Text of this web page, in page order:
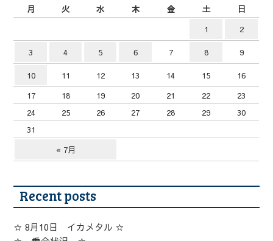
月 火 水 木 金 土 日
« 7月
1
2
3
4 5 6 7 8
9
10
11 12 13 14 15
16
17
18 19 20 21 22
23
24
25 26 27 28 29
30
31
Recent posts
☆ 8月10日 イカメタル ☆